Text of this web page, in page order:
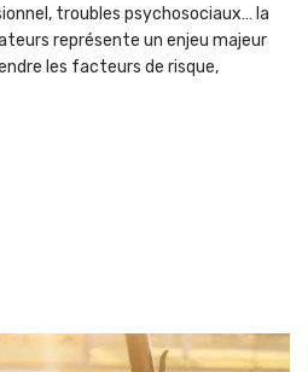
troubles psychosociaux… la
représente un enjeu majeur
les facteurs de risque,